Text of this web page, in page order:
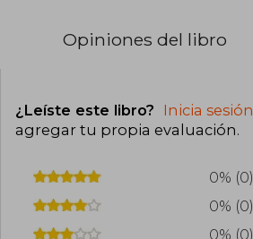
Opiniones del libro
¿Leíste este libro? Inicia sesión
agregar tu propia evaluación.
0% (0)
0% (0)
0% (0)